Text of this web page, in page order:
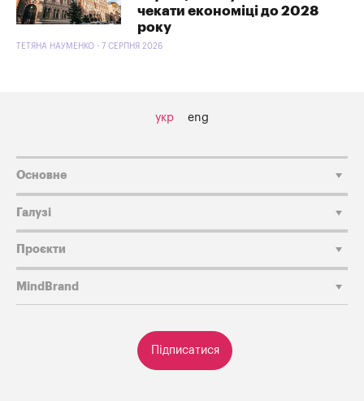
чекати економіці до 2028
року
ТЕТЯНА НАУМЕНКО - 7 СЕРПНЯ 2026
укр eng
Підписатися
Основне
Галузі
Проєкти
MindBrand